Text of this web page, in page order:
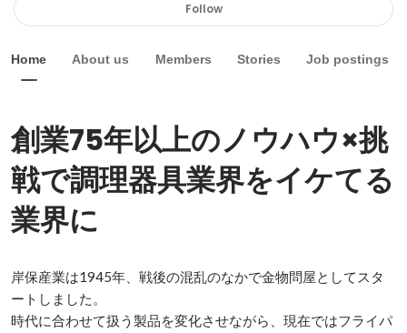
Follow
Home About us Members Stories Job postings
創業75年以上のノウハウ×挑
戦で調理器具業界をイケてる
業界に
岸保産業は1945年、戦後の混乱のなかで金物問屋としてスタ
ートしました。
時代に合わせて扱う製品を変化させながら、現在ではフライパ